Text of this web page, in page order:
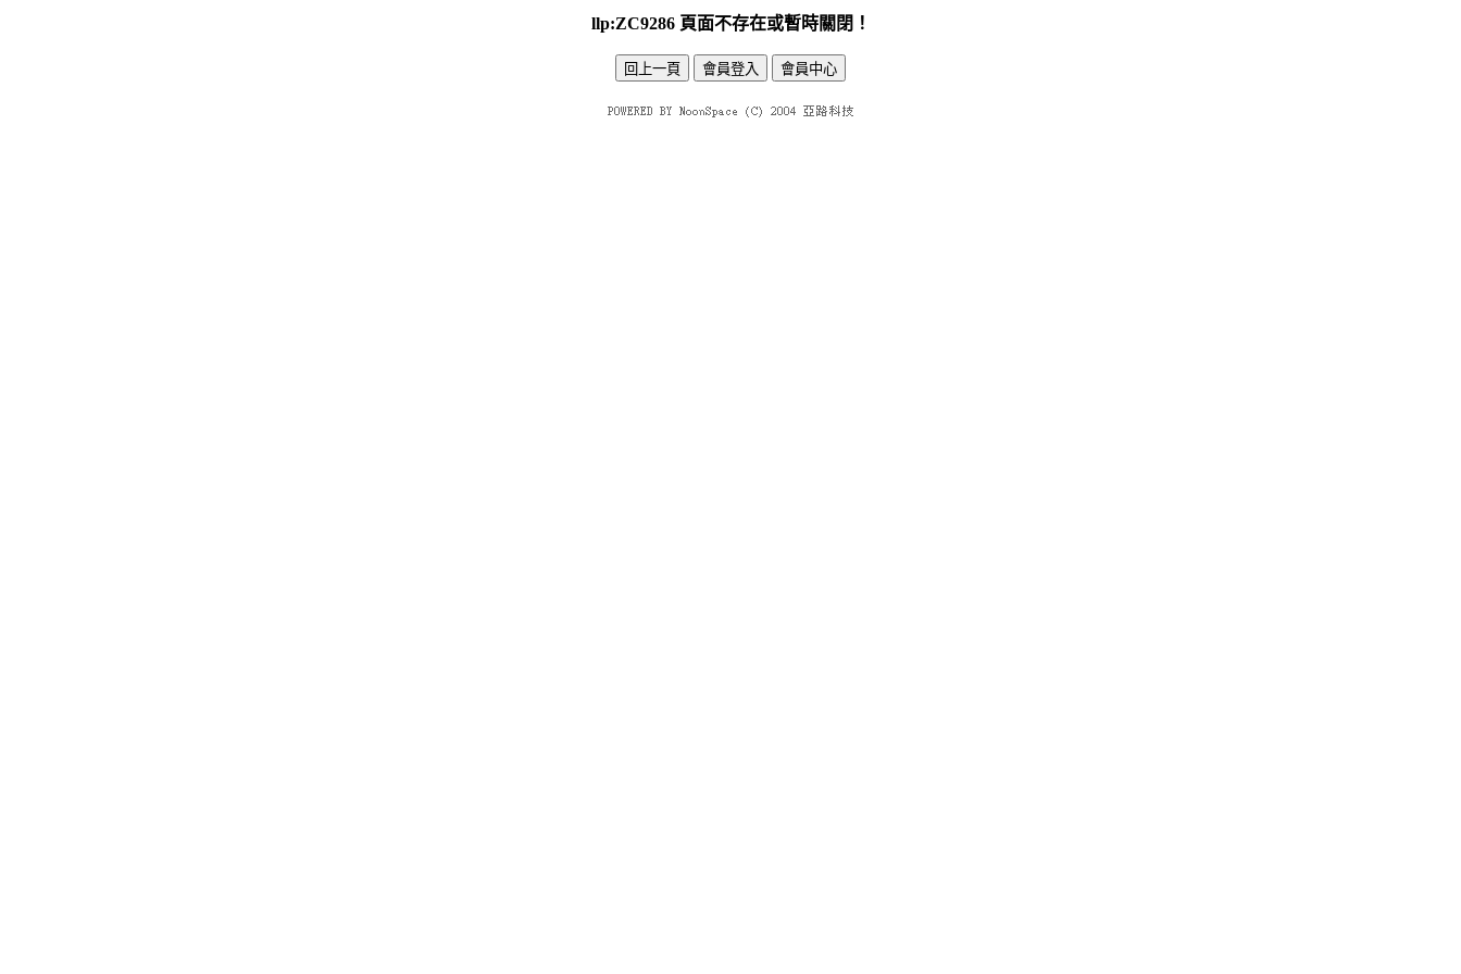
llp:ZC9286 頁面不存在或暫時關閉！